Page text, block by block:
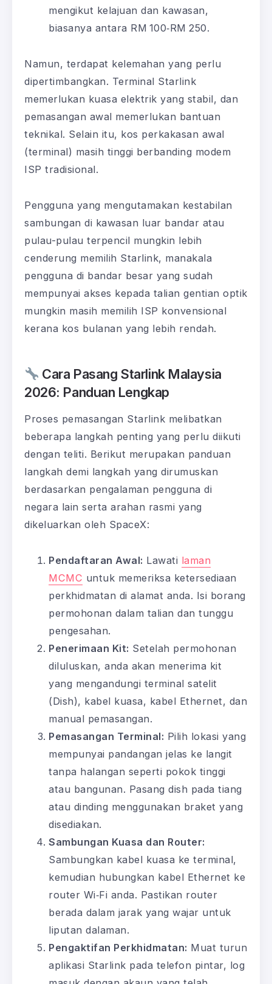
mengikut kelajuan dan kawasan,
biasanya antara RM 100‑RM 250.
Namun, terdapat kelemahan yang perlu
dipertimbangkan. Terminal Starlink
memerlukan kuasa elektrik yang stabil, dan
pemasangan awal memerlukan bantuan
teknikal. Selain itu, kos perkakasan awal
(terminal) masih tinggi berbanding modem
ISP tradisional.
Pengguna yang mengutamakan kestabilan
sambungan di kawasan luar bandar atau
pulau-pulau terpencil mungkin lebih
cenderung memilih Starlink, manakala
pengguna di bandar besar yang sudah
mempunyai akses kepada talian gentian optik
mungkin masih memilih ISP konvensional
kerana kos bulanan yang lebih rendah.
Cara Pasang Starlink Malaysia
2026: Panduan Lengkap
Proses pemasangan Starlink melibatkan
beberapa langkah penting yang perlu diikuti
dengan teliti. Berikut merupakan panduan
langkah demi langkah yang dirumuskan
berdasarkan pengalaman pengguna di
negara lain serta arahan rasmi yang
dikeluarkan oleh SpaceX:
Pendaftaran Awal: Lawati laman
MCMC untuk memeriksa ketersediaan
perkhidmatan di alamat anda. Isi borang
permohonan dalam talian dan tunggu
pengesahan.
Penerimaan Kit: Setelah permohonan
diluluskan, anda akan menerima kit
yang mengandungi terminal satelit
(Dish), kabel kuasa, kabel Ethernet, dan
manual pemasangan.
Pemasangan Terminal: Pilih lokasi yang
mempunyai pandangan jelas ke langit
tanpa halangan seperti pokok tinggi
atau bangunan. Pasang dish pada tiang
atau dinding menggunakan braket yang
disediakan.
Sambungan Kuasa dan Router:
Sambungkan kabel kuasa ke terminal,
kemudian hubungkan kabel Ethernet ke
router Wi‑Fi anda. Pastikan router
berada dalam jarak yang wajar untuk
liputan dalaman.
Pengaktifan Perkhidmatan: Muat turun
aplikasi Starlink pada telefon pintar, log